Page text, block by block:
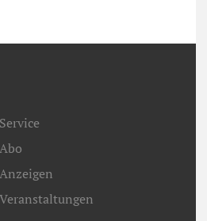
Service
Abo
Anzeigen
Veranstaltungen